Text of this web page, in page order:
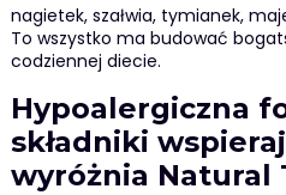
nagietek, szałwia, tymianek,
To wszystko ma budować
codziennej diecie.
Hypoalergiczna
składniki
wyróżnia Natural